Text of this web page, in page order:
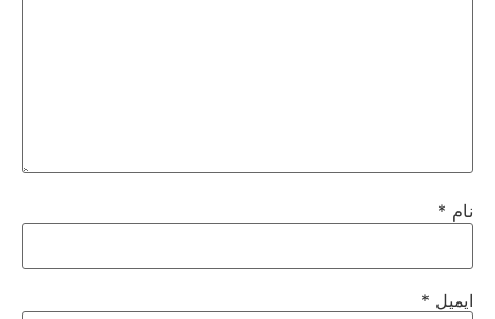
نام *
ایمیل *